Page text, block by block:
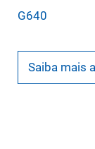
G640
Saiba mais